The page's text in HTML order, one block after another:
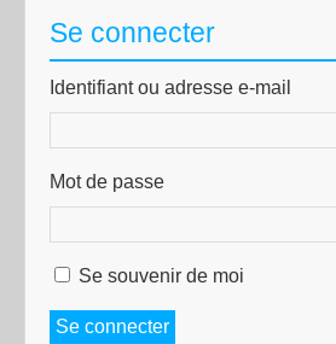
Se connecter
Identifiant ou adresse e-mail
Mot de passe
Se souvenir de moi
Se connecter